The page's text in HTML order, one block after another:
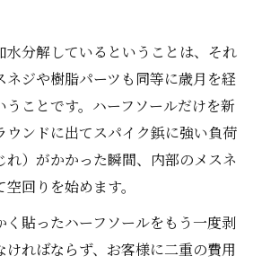
水分解しているということは、それ
ネジや樹脂パーツも同等に歳月を経
ことです。ハーフソールだけを新
ウンドに出てスパイク鋲に強い負荷
れ）がかかった瞬間、内部のメスネ
回りを始めます。
く貼ったハーフソールをもう一度剥
ければならず、お客様に二重の費用